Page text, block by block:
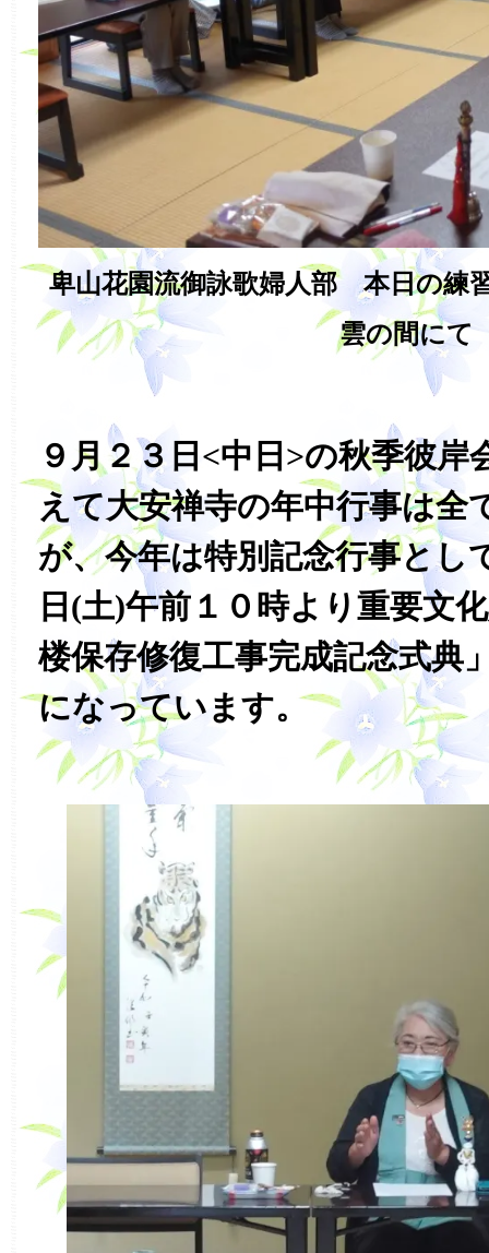
卑山花園流御詠歌婦人部 本日の
雲の間にて
９月２３日<中日>の秋季彼岸
えて大安禅寺の年中行事は全
が、今年は特別記念行事とし
日(土)午前１０時より重要文
楼保存修復工事完成記念式典
になっています。